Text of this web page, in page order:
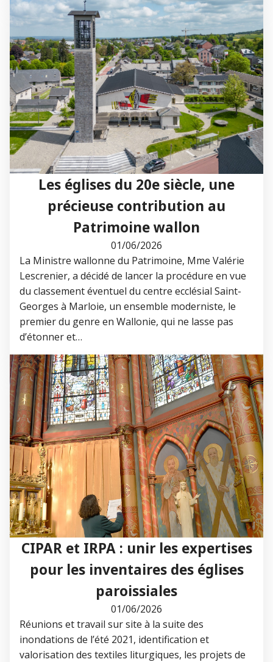
Les églises du 20e siècle, une
précieuse contribution au
Patrimoine wallon
01/06/2026
La Ministre wallonne du Patrimoine, Mme Valérie
Lescrenier, a décidé de lancer la procédure en vue
du classement éventuel du centre ecclésial Saint-
Georges à Marloie, un ensemble moderniste, le
premier du genre en Wallonie, qui ne lasse pas
d’étonner et…
CIPAR et IRPA : unir les expertises
pour les inventaires des églises
paroissiales
01/06/2026
Réunions et travail sur site à la suite des
inondations de l’été 2021, identification et
valorisation des textiles liturgiques, les projets de